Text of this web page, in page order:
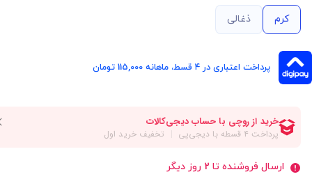
کرم ذغالی
پرداخت اعتباری در ۴ قسط، ماهانه 115,000 تومان
ارسال فروشنده تا 2 روز دیگر